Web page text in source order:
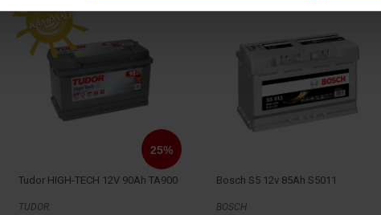
Tudor HIGH-TECH 12V 90Ah TA900
TUDOR
Bosch S5 12v 85Ah S5011
BOSCH